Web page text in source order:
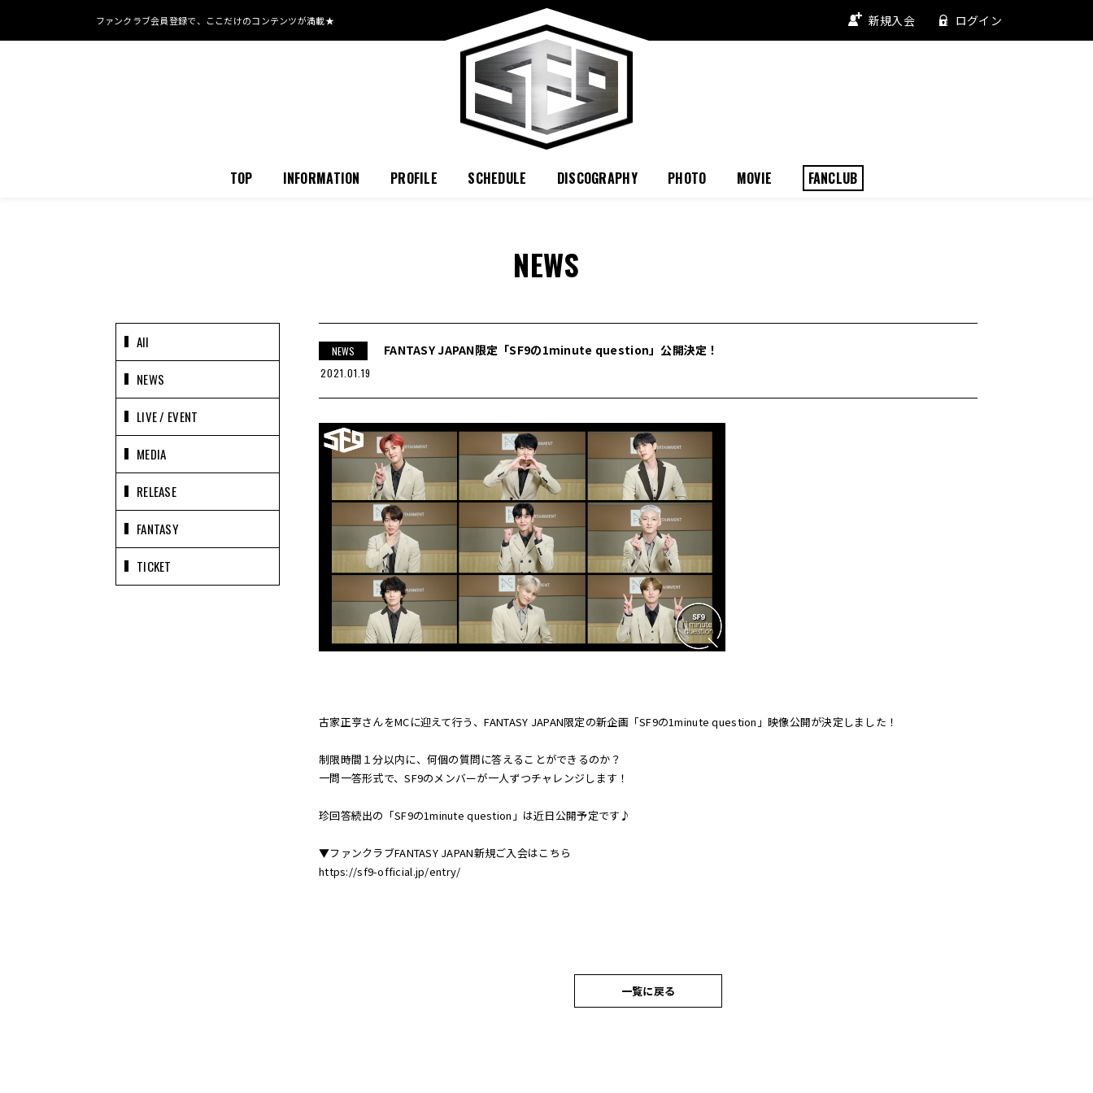
ファンクラブ会員登録で、 ここだけのコンテンツが満載★ 新規入会 ログイン
TOP INFORMATION PROFILE SCHEDULE DISCOGRAPHY PHOTO MOVIE FANCLUB
NEWS
All
NEWS
LIVE / EVENT
MEDIA
RELEASE
FANTASY
TICKET
NEWS
2021.01.19
FANTASY JAPAN限定「SF9の1minute question」公開決定！
古家正亨さんをMCに迎えて行う、FANTASY JAPAN限定の新企画「SF9の1minute question」映像公開が決定しました！
制限時間１分以内に、何個の質問に答えることができるのか？
一問一答形式で、SF9のメンバーが一人ずつチャレンジします！
珍回答続出の「SF9の1minute question」は近日公開予定です♪
▼ファンクラブFANTASY JAPAN新規ご入会はこちら
https://sf9-official.jp/entry/
一覧に戻る